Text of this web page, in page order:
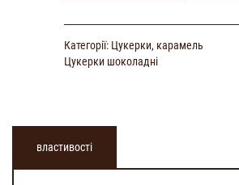
Категорії: Цукерки, карамель
Цукерки шоколадні
властивості